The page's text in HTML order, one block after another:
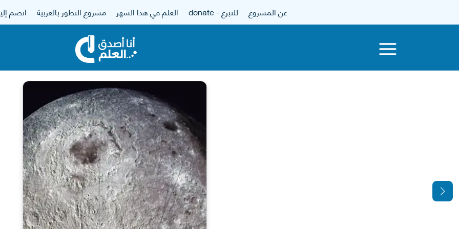
عن المشروع للتبرع - donate العلم في هذا الشهر مشروع التطور بالعربية انضم